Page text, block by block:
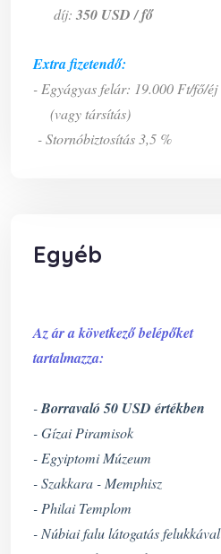
díj: 350 USD / fő
Extra fizetendő:
- Egyágyas felár: 19.000 Ft/fő/éj
(vagy társítás)
- Stornóbiztosítás 3,5 %
Egyéb
Az ár a következő belépőket
tartalmazza:
-Borravaló 50 USD értékben
- Gízai Piramisok
- Egyiptomi Múzeum
- Szakkara - Memphisz
-Philai Templom
-Núbiai falu látogatás felukkával